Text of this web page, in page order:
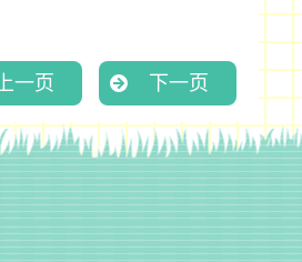
上一页 下一页